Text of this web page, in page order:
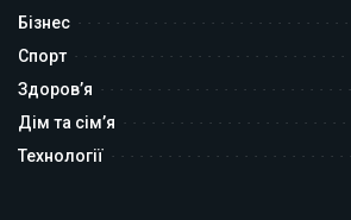
Бізнес
Спорт
Здоров’я
Дім та сім’я
Технології